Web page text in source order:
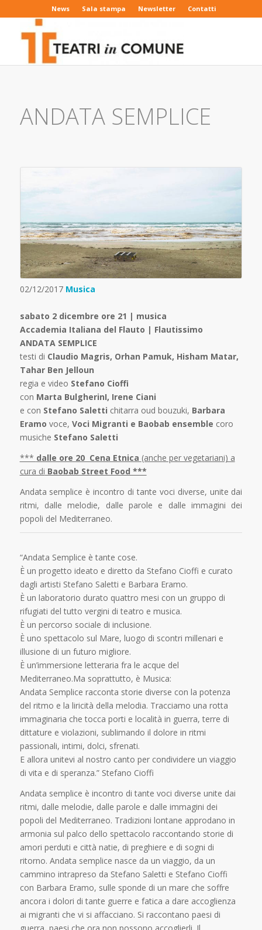
News Sala stampa Newsletter Contatti
ANDATA SEMPLICE
02/12/2017 Musica
sabato 2 dicembre ore 21 | musica
Accademia Italiana del Flauto | Flautissimo
ANDATA SEMPLICE
testi di Claudio Magris, Orhan Pamuk, Hisham Matar,
Tahar Ben Jelloun
regia e video Stefano Cioffi
con Marta BulgherinI, Irene Ciani
e con Stefano Saletti chitarra oud bouzuki, Barbara
Eramo voce, Voci Migranti e Baobab ensemble coro
musiche Stefano Saletti
*** dalle ore 20 Cena Etnica (anche per vegetariani) a
cura di Baobab Street Food ***
Andata semplice è incontro di tante voci diverse, unite dai
ritmi, dalle melodie, dalle parole e dalle immagini dei
popoli del Mediterraneo.
“Andata Semplice è tante cose.
È un progetto ideato e diretto da Stefano Cioffi e curato
dagli artisti Stefano Saletti e Barbara Eramo.
È un laboratorio durato quattro mesi con un gruppo di
rifugiati del tutto vergini di teatro e musica.
È un percorso sociale di inclusione.
È uno spettacolo sul Mare, luogo di scontri millenari e
illusione di un futuro migliore.
È un’immersione letteraria fra le acque del
Mediterraneo.Ma soprattutto, è Musica:
Andata Semplice racconta storie diverse con la potenza
del ritmo e la liricità della melodia. Tracciamo una rotta
immaginaria che tocca porti e località in guerra, terre di
dittature e violazioni, sublimando il dolore in ritmi
passionali, intimi, dolci, sfrenati.
E allora unitevi al nostro canto per condividere un viaggio
di vita e di speranza.” Stefano Cioffi
Andata semplice è incontro di tante voci diverse unite dai
ritmi, dalle melodie, dalle parole e dalle immagini dei
popoli del Mediterraneo. Tradizioni lontane approdano in
armonia sul palco dello spettacolo raccontando storie di
amori perduti e città natie, di preghiere e di sogni di
ritorno. Andata semplice nasce da un viaggio, da un
cammino intrapreso da Stefano Saletti e Stefano Cioffi
con Barbara Eramo, sulle sponde di un mare che soffre
ancora i dolori di tante guerre e fatica a dare accoglienza
ai migranti che vi si affacciano. Si raccontano paesi di